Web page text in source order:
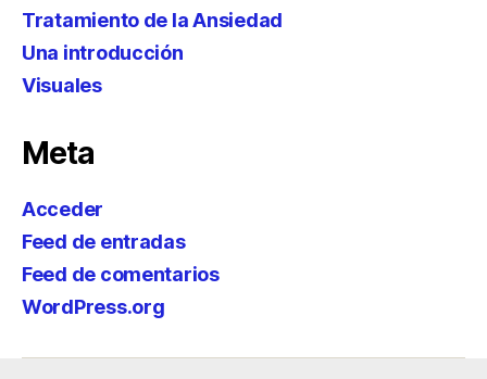
Tratamiento de la Ansiedad
Una introducción
Visuales
Meta
Acceder
Feed de entradas
Feed de comentarios
WordPress.org